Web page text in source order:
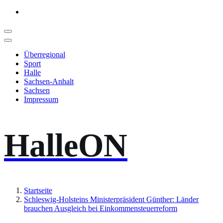
Überregional
Sport
Halle
Sachsen-Anhalt
Sachsen
Impressum
HalleON
Startseite
Schleswig-Holsteins Ministerpräsident Günther: Länder
brauchen Ausgleich bei Einkommensteuerreform